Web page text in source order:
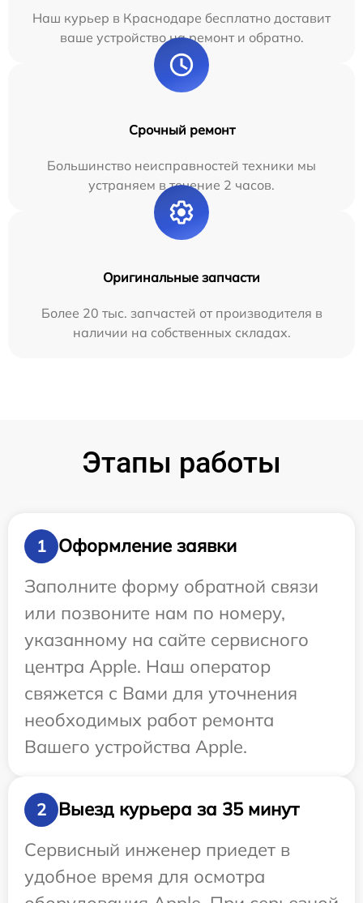
Наш курьер в Краснодаре бесплатно доставит
ваше устройство на ремонт и обратно.
Срочный ремонт
Большинство неисправностей техники мы
устраняем в течение 2 часов.
Оригинальные запчасти
Более 20 тыс. запчастей от производителя в
наличии на собственных складах.
Этапы работы
1
Оформление заявки
Заполните форму обратной связи
или позвоните нам по номеру,
указанному на сайте сервисного
центра Apple. Наш оператор
свяжется с Вами для уточнения
необходимых работ ремонта
Вашего устройства Apple.
2
Выезд курьера за 35 минут
Сервисный инженер приедет в
удобное время для осмотра